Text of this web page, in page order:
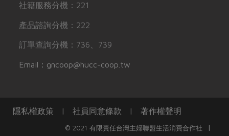
社籍服務分機：221
產品諮詢分機：222
訂單查詢分機：736、739
Email：gncoop@hucc-coop.tw
隱私權政策 | 社員同意條款 | 著作權聲明
© 2021 有限責任台灣主婦聯盟生活消費合作社 |